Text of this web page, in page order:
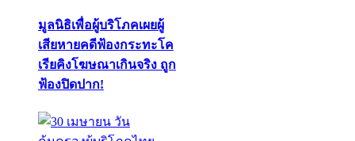
มูลนิธิเพื่อผู้บริโภคเผยผู้
เสียหายคดีฟ้องกระทะโค
เรียคิงโฆษณาเกินจริง ถูก
ฟ้องปิดปาก!